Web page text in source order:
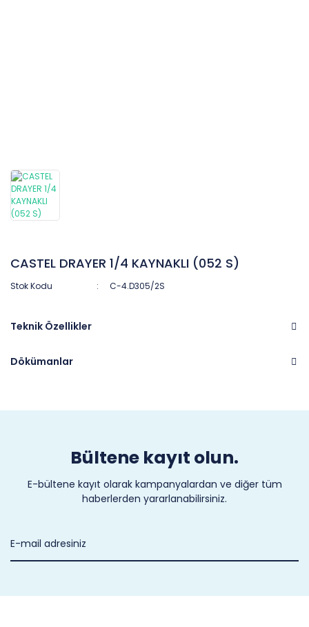
CASTEL DRAYER 1/4 KAYNAKLI (052 S)
Stok Kodu C-4.D305/2S
Teknik Özellikler
Dökümanlar
Bültene kayıt olun.
E-bültene kayıt olarak kampanyalardan ve diğer tüm
haberlerden yararlanabilirsiniz.